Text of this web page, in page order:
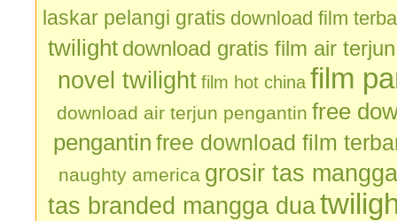
laskar pelangi gratis download film
twilight download gratis film air
novel twilight film hot china film
download air terjun pengantin free
pengantin free download film
naughty america grosir tas
tas branded mangga dua